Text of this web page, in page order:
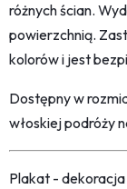
różnych ścian.
powierzchnią.
kolorów i jest
Dostępny w
włoskiej podróży
Plakat -